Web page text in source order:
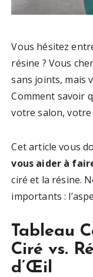
Vous hésitez
résine ? Vous
sans joints, mais
Comment savoir
votre salon,
Cet article vous
vous aider à
ciré et la résine.
importants :
Tableau
Ciré vs.
d’Œil